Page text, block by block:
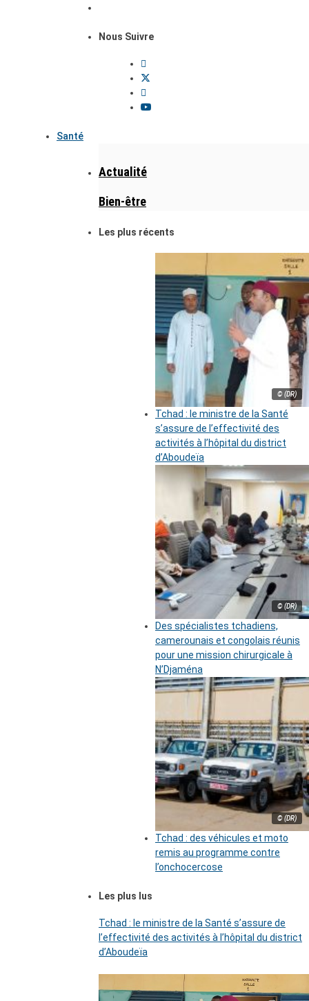
Nous Suivre
Santé
Actualité
Bien-être
Les plus récents
© (DR)
Tchad : le ministre de la Santé
s’assure de l’effectivité des
activités à l’hôpital du district
d’Aboudeïa
© (DR)
Des spécialistes tchadiens,
camerounais et congolais réunis
pour une mission chirurgicale à
N’Djaména
© (DR)
Tchad : des véhicules et moto
remis au programme contre
l’onchocercose
Les plus lus
Tchad : le ministre de la Santé s’assure de
l’effectivité des activités à l’hôpital du district
d’Aboudeïa